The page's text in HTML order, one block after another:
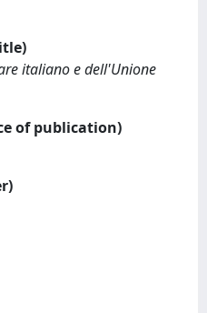
italiano e dell'Unione
of publication)